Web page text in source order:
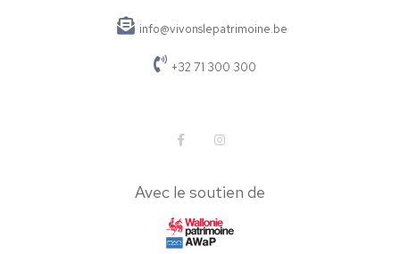
info@vivonslepatrimoine.be
+32 71 300 300
Avec le soutien de